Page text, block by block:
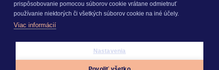
CenníkyOdporučte násPrávne dokumentyOdporúčaná
konfiguráciaAktualizácia verzií
OdoberajteNOVINKY
O násKariéraPre média Nastavenie cookies
Copyright © 2026 KROS a. s.
prispôsobovanie pomocou súborov cookie vrátane odmietnuť
používanie niektorých či všetkých súborov cookie na iné účely.
Viac informácií
Nastavenia